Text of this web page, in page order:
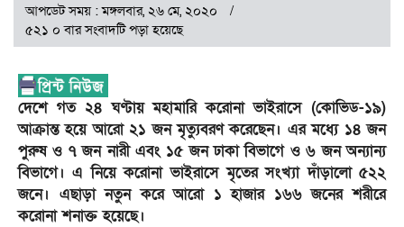
আপডেট সময় : মঙ্গলবার, ২৬ মে, ২০২০
৫২১ ০ বার সংবাদটি পড়া হয়েছে
দেশে গত ২৪ ঘণ্টায় মহামারি করোনা ভাইরাসে (কোভিড-১৯)
আক্রান্ত হয়ে আরো ২১ জন মৃত্যুবরণ করেছেন। এর মধ্যে ১৪ জন
পুরুষ ও ৭ জন নারী এবং ১৫ জন ঢাকা বিভাগে ও ৬ জন অন্যান্য
বিভাগে। এ নিয়ে করোনা ভাইরাসে মৃতের সংখ্যা দাঁড়ালো ৫২২
জনে। এছাড়া নতুন করে আরো ১ হাজার ১৬৬ জনের শরীরে
করোনা শনাক্ত হয়েছে।